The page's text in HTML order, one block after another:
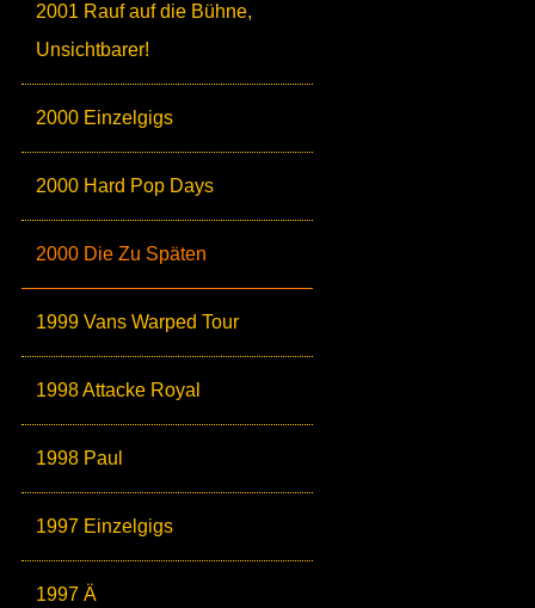
2001 Rauf auf die Bühne,
Unsichtbarer!
2000 Einzelgigs
2000 Hard Pop Days
2000 Die Zu Späten
1999 Vans Warped Tour
1998 Attacke Royal
1998 Paul
1997 Einzelgigs
1997 Ä